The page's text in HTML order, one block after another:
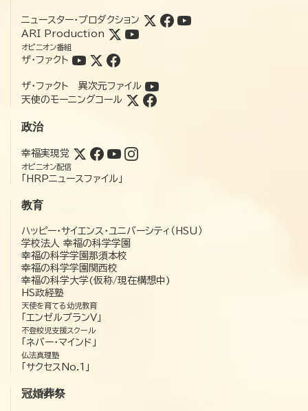
ニュースター・プロダクション
ARI Production
オピニオン番組
ザ・ファクト
ザ・ファクト 異次元ファイル
天使のモーニングコール
政治
幸福実現党
オピニオン配信
「HRPニュースファイル」
教育
ハッピー・サイエンス・ユニバーシティ（HSU）
学校法人 幸福の科学学園
幸福の科学学園那須本校
幸福の科学学園関西校
幸福の科学大学(仮称/現在構想中)
HS政経塾
天使を育てる幼児教育
「エンゼルプランV」
不登校児支援スクール
「ネバー・マインド」
仏法真理塾
「サクセスNo.1」
冠婚葬祭